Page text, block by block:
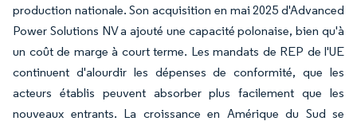
production nationale. Son acquisition en mai 2025 d'Advanced
Power Solutions NV a ajouté une capacité polonaise, bien qu'à
un coût de marge à court terme. Les mandats de REP de l'UE
continuent d'alourdir les dépenses de conformité, que les
acteurs établis peuvent absorber plus facilement que les
nouveaux entrants. La croissance en Amérique du Sud se